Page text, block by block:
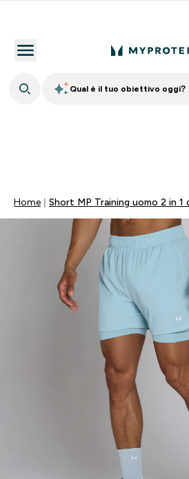
Qual è il tuo obiettivo oggi?
Home Short MP Training uomo 2 in 1